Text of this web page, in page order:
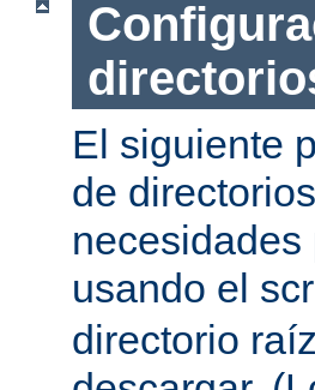
El siguiente
de
usando el
directorio